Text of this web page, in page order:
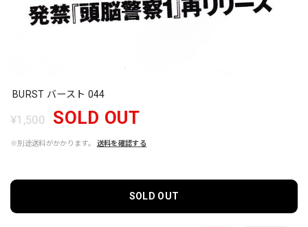
BURST バースト 044
¥1,500 SOLD OUT
※別途送料がかかります。 送料を確認する
SOLD OUT